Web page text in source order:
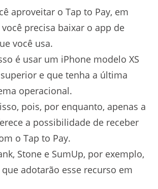
aproveitar o Tap to Pay, em
precisa baixar o app de
você usa.
é usar um iPhone modelo XS
e que tenha a última
operacional.
pois, por enquanto, apenas a
a possibilidade de receber
o Tap to Pay.
Stone e SumUp, por exemplo,
adotarão esse recurso em